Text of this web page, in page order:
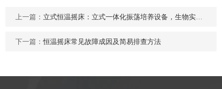
上一篇： 立式恒温摇床：立式一体化振荡培养设备，生物实验高通量培育载体
下一篇：恒温摇床常见故障成因及简易排查方法